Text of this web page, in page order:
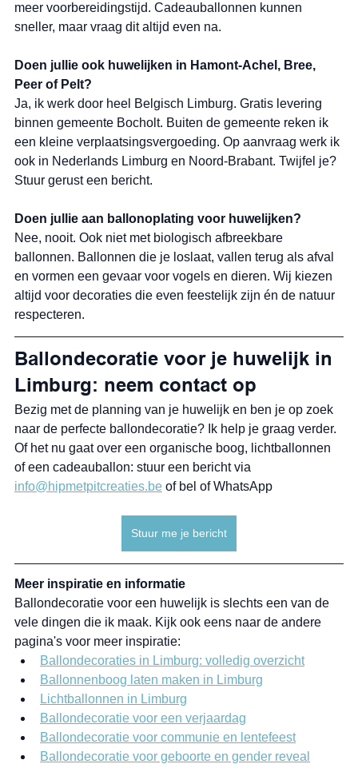
meer voorbereidingstijd. Cadeauballonnen kunnen
sneller, maar vraag dit altijd even na.
Doen jullie ook huwelijken in Hamont-Achel, Bree,
Peer of Pelt?
Ja, ik werk door heel Belgisch Limburg. Gratis levering
binnen gemeente Bocholt. Buiten de gemeente reken ik
een kleine verplaatsingsvergoeding. Op aanvraag werk ik
ook in Nederlands Limburg en Noord-Brabant. Twijfel je?
Stuur gerust een bericht.
Doen jullie aan ballonoplating voor huwelijken?
Nee, nooit. Ook niet met biologisch afbreekbare
ballonnen. Ballonnen die je loslaat, vallen terug als afval
en vormen een gevaar voor vogels en dieren. Wij kiezen
altijd voor decoraties die even feestelijk zijn én de natuur
respecteren.
Ballondecoratie voor je huwelijk in
Limburg: neem contact op
Bezig met de planning van je huwelijk en ben je op zoek
naar de perfecte ballondecoratie? Ik help je graag verder.
Of het nu gaat over een organische boog, lichtballonnen
of een cadeauballon: stuur een bericht via
info@hipmetpitcreaties.be of bel of WhatsApp
Stuur me je bericht
Meer inspiratie en informatie
Ballondecoratie voor een huwelijk is slechts een van de
vele dingen die ik maak. Kijk ook eens naar de andere
pagina's voor meer inspiratie:
Ballondecoraties in Limburg: volledig overzicht
Ballonnenboog laten maken in Limburg
Lichtballonnen in Limburg
Ballondecoratie voor een verjaardag
Ballondecoratie voor communie en lentefeest
Ballondecoratie voor geboorte en gender reveal